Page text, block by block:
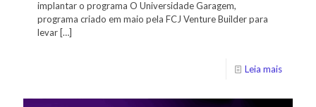
implantar o programa O Universidade Garagem,
programa criado em maio pela FCJ Venture Builder para
levar […]
Leia mais